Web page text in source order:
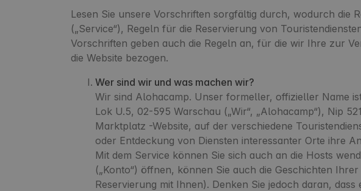
Lesen Sie unsere Vorschriften sorgfältig durch, wodurch die
(„Service“), Regeln für die Reservierung von
Vorschriften geben auch die Regeln an, für die wir Ihre zur
die Website bezogen.
Wer sind wir und was machen wir?
Wir sind Alohacamp. Unser formeller, offizieller Name
Lok U.5, 02-595 Warschau („Wir“, „Alohacamp“), Nip
Marktplatz -Website, auf der verschiedene
oder Entdeckung von Diensten interessanter Orte ihre
Mit dem Service können Sie sich auch an die Hosts
(„Konto“) öffnen, können Sie auch die Geschichten
Reservierung mit Ihnen). Denken Sie jedoch daran,